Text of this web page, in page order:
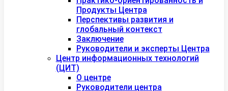
Продукты Центра
Перспективы развития и
глобальный контекст
Заключение
Руководители и эксперты Центра
Центр информационных технологий
(ЦИТ)
О центре
Руководители центра